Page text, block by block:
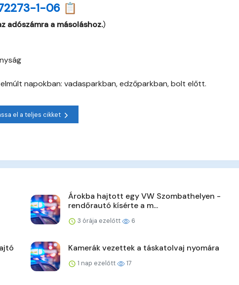
1-06 📋
adószámra a másoláshoz.)
napokban: vadasparkban, edzőparkban, bolt előtt.
el a teljes cikket
Árokba hajtott egy VW Szombathelyen -
rendőrautó kísérte a m...
3 órája ezelőtt 6
Kamerák vezettek a táskatolvaj nyomára
1 nap ezelőtt 17